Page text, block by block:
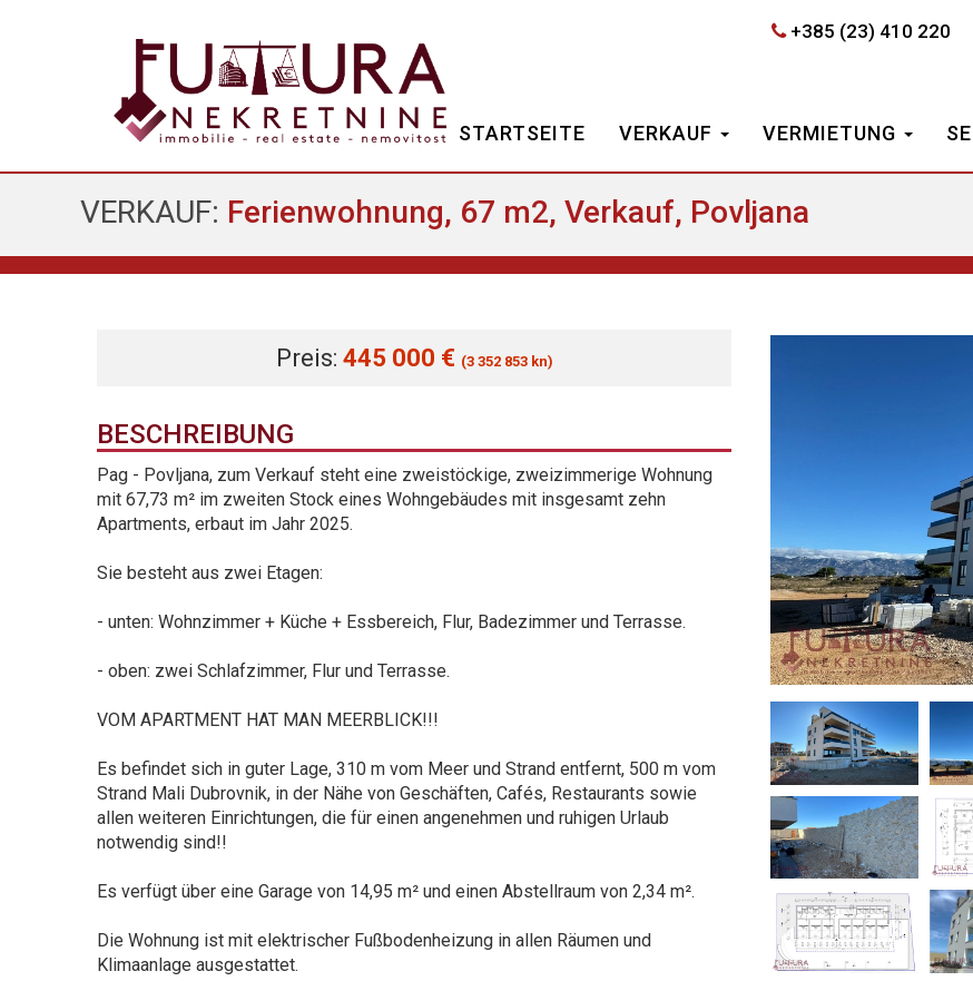
+385 (23) 410 220
STARTSEITE VERKAUF VERMIETUNG
VERKAUF: Ferienwohnung, 67 m2, Verkauf, Povljana
Preis: 445 000 € (3 352 853 kn)
BESCHREIBUNG
Pag - Povljana, zum Verkauf steht eine zweistöckige, zweizimmerige Wohnung
mit 67,73 m² im zweiten Stock eines Wohngebäudes mit insgesamt zehn
Apartments, erbaut im Jahr 2025.
Sie besteht aus zwei Etagen:
- unten: Wohnzimmer + Küche + Essbereich, Flur, Badezimmer und Terrasse.
- oben: zwei Schlafzimmer, Flur und Terrasse.
VOM APARTMENT HAT MAN MEERBLICK!!!
Es befindet sich in guter Lage, 310 m vom Meer und Strand entfernt, 500 m vom
Strand Mali Dubrovnik, in der Nähe von Geschäften, Cafés, Restaurants sowie
allen weiteren Einrichtungen, die für einen angenehmen und ruhigen Urlaub
notwendig sind!!
Es verfügt über eine Garage von 14,95 m² und einen Abstellraum von 2,34 m².
Die Wohnung ist mit elektrischer Fußbodenheizung in allen Räumen und
Klimaanlage ausgestattet.